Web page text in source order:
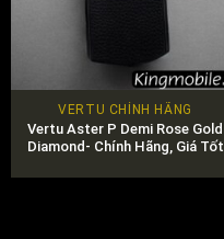
VERTU CHÍNH HÃNG
Vertu Aster P Demi Rose Gold
Diamond- Chính Hãng, Giá Tốt